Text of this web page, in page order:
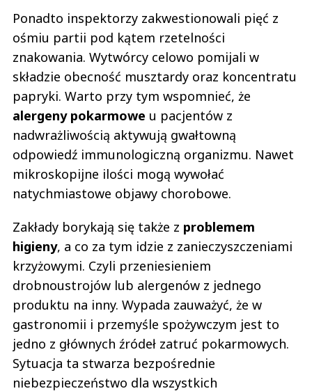
Ponadto inspektorzy zakwestionowali pięć z
ośmiu partii pod kątem rzetelności
znakowania. Wytwórcy celowo pomijali w
składzie obecność musztardy oraz koncentratu
papryki. Warto przy tym wspomnieć, że
alergeny pokarmowe u pacjentów z
nadwrażliwością aktywują gwałtowną
odpowiedź immunologiczną organizmu. Nawet
mikroskopijne ilości mogą wywołać
natychmiastowe objawy chorobowe.
Zakłady borykają się także z problemem
higieny, a co za tym idzie z zanieczyszczeniami
krzyżowymi. Czyli przeniesieniem
drobnoustrojów lub alergenów z jednego
produktu na inny. Wypada zauważyć, że w
gastronomii i przemyśle spożywczym jest to
jedno z głównych źródeł zatruć pokarmowych.
Sytuacja ta stwarza bezpośrednie
niebezpieczeństwo dla wszystkich